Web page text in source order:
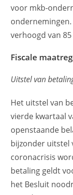
voor mkb-
verhoogd van
Fiscale
Uitstel van
Het uitstel van
vierde kwartaal
openstaande
bijzonder uitstel
coronacrisis
betaling geldt
het Besluit